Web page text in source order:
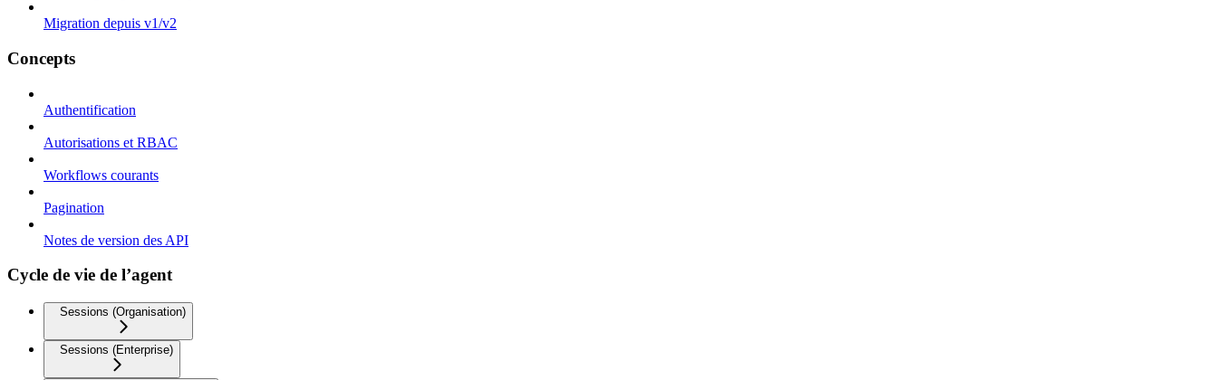
Migration depuis v1/v2
Concepts
Authentification
Autorisations et RBAC
Workflows courants
Pagination
Notes de version des API
Cycle de vie de l’agent
Sessions (Organisation)
Sessions (Enterprise)